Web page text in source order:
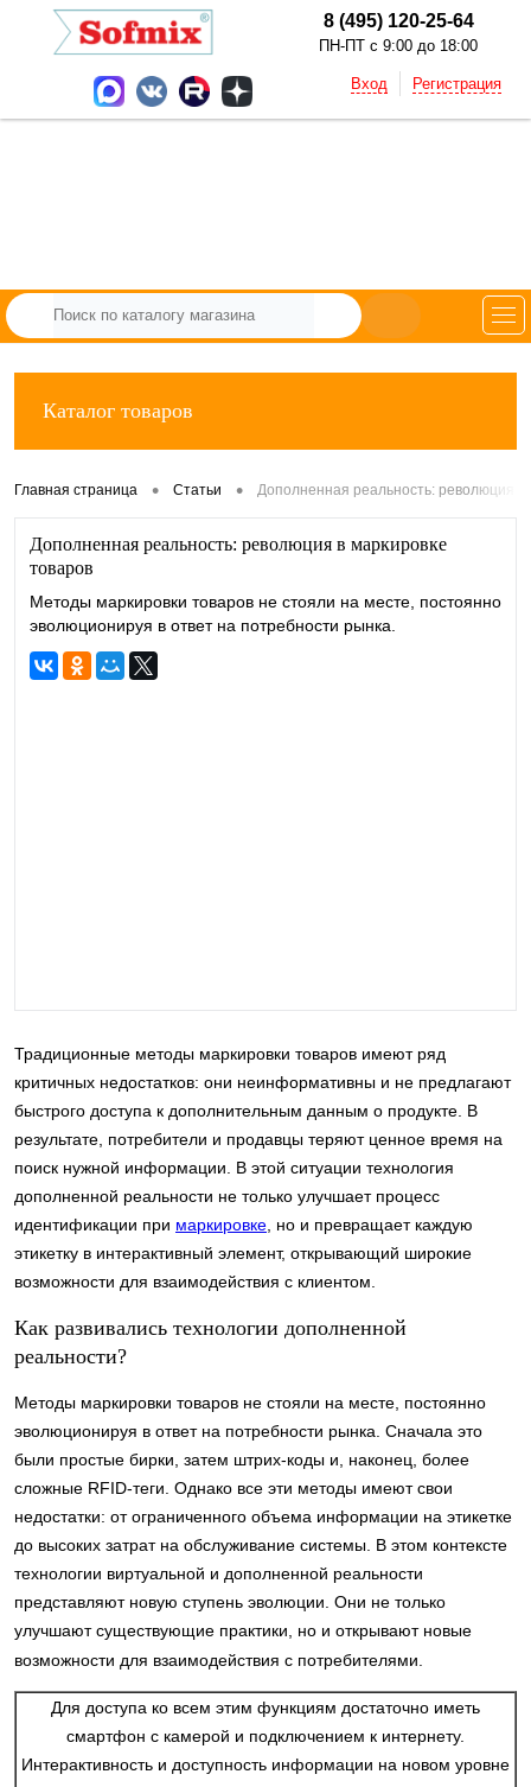
8 (495) 120-25-64
ПН-ПТ с 9:00 до 18:00
Вход Регистрация
Каталог товаров
Главная страница • Статьи • Дополненная реальность: революция в
Дополненная реальность: революция в маркировке
товаров
Методы маркировки товаров не стояли на месте, постоянно
эволюционируя в ответ на потребности рынка.
Традиционные методы маркировки товаров имеют ряд
критичных недостатков: они неинформативны и не предлагают
быстрого доступа к дополнительным данным о продукте. В
результате, потребители и продавцы теряют ценное время на
поиск нужной информации. В этой ситуации технология
дополненной реальности не только улучшает процесс
идентификации при маркировке , но и превращает каждую
этикетку в интерактивный элемент, открывающий широкие
возможности для взаимодействия с клиентом.
Как развивались технологии дополненной
реальности?
Методы маркировки товаров не стояли на месте, постоянно
эволюционируя в ответ на потребности рынка. Сначала это
были простые бирки, затем штрих-коды и, наконец, более
сложные RFID-теги. Однако все эти методы имеют свои
недостатки: от ограниченного объема информации на этикетке
до высоких затрат на обслуживание системы. В этом контексте
технологии виртуальной и дополненной реальности
представляют новую ступень эволюции. Они не только
улучшают существующие практики, но и открывают новые
возможности для взаимодействия с потребителями.
Для доступа ко всем этим функциям достаточно иметь
смартфон с камерой и подключением к интернету.
Интерактивность и доступность информации на новом уровне